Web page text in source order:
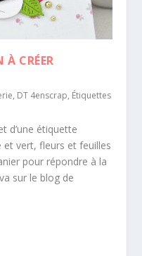
CRÉER
, DT 4enscrap, Étiquettes
d’une étiquette
et vert, fleurs et feuilles
pour répondre à la
sur le blog de